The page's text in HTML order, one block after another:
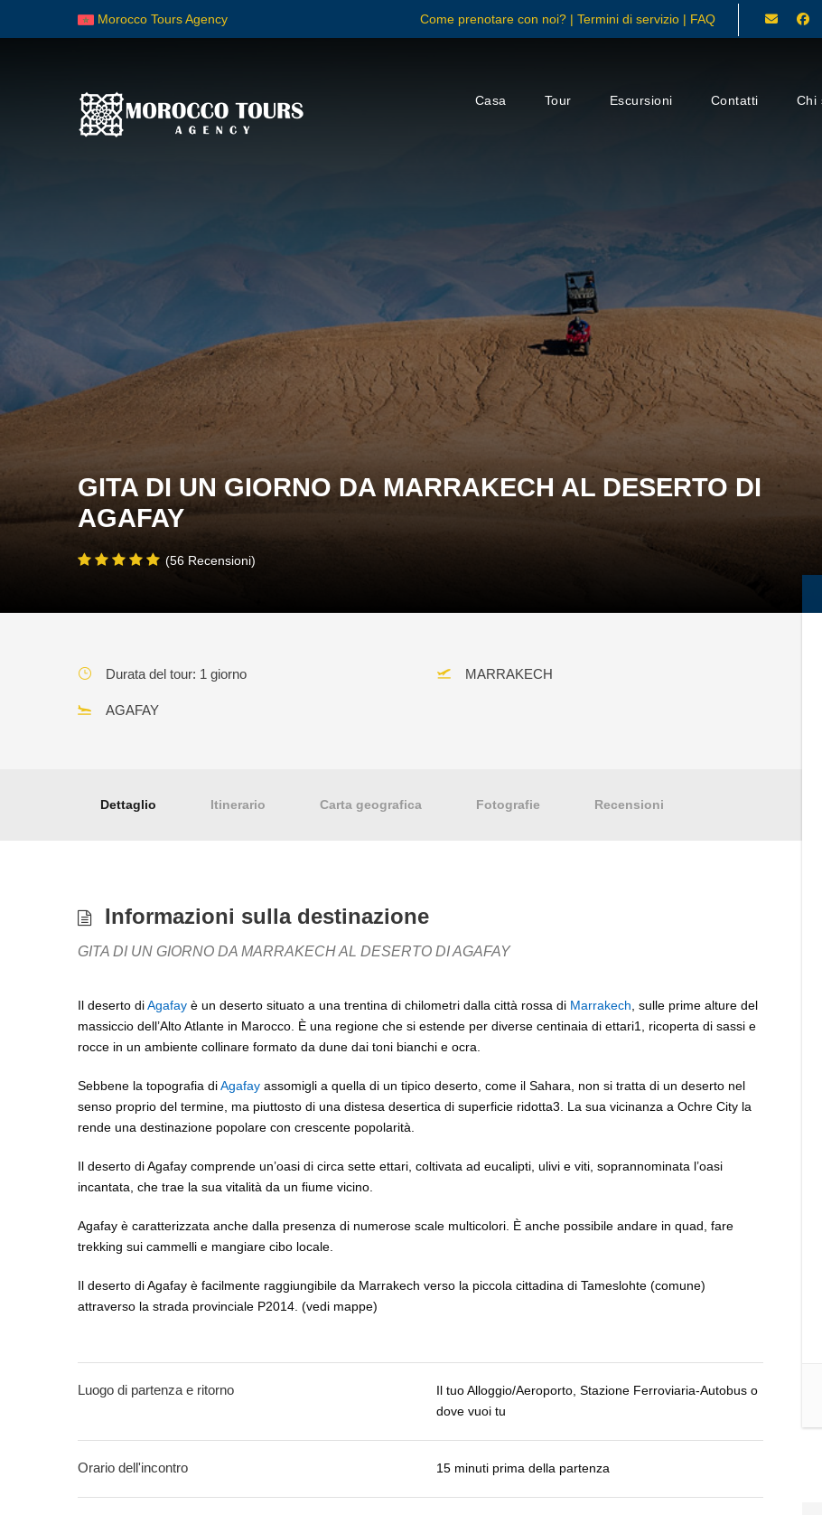
Morocco Tours Agency Come prenotare con noi? | Termini di servizio | FAQ
Casa Tour Escursioni Contatti Chi
GITA DI UN GIORNO DA MARRAKECH AL DESERTO DI
AGAFAY
(56 Recensioni)
Durata del tour: 1 giorno MARRAKECH
AGAFAY
Dettaglio Itinerario Carta geografica Fotografie Recensioni
Informazioni sulla destinazione
GITA DI UN GIORNO DA MARRAKECH AL DESERTO DI AGAFAY
Il deserto diAgafay è un deserto situato a una trentina di chilometri dalla città rossa di Marrakech , sulle prime alture del
massiccio dell’Alto Atlante in Marocco. È una regione che si estende per diverse centinaia di ettari1, ricoperta di sassi e
rocce in un ambiente collinare formato da dune dai toni bianchi e ocra.
Sebbene la topografia diAgafay assomigli a quella di un tipico deserto, come il Sahara, non si tratta di un deserto nel
senso proprio del termine, ma piuttosto di una distesa desertica di superficie ridotta3. La sua vicinanza a Ochre City la
rende una destinazione popolare con crescente popolarità.
Il deserto di Agafay comprende un’oasi di circa sette ettari, coltivata ad eucalipti, ulivi e viti, soprannominata l’oasi
incantata, che trae la sua vitalità da un fiume vicino.
Agafay è caratterizzata anche dalla presenza di numerose scale multicolori. È anche possibile andare in quad, fare
trekking sui cammelli e mangiare cibo locale.
Il deserto di Agafay è facilmente raggiungibile da Marrakech verso la piccola cittadina di Tameslohte (comune)
attraverso la strada provinciale P2014. (vedi mappe)
Luogo di partenza e ritorno
Il tuo Alloggio/Aeroporto, Stazione Ferroviaria-Autobus o
dove vuoi tu
Orario dell'incontro 15 minuti prima della partenza